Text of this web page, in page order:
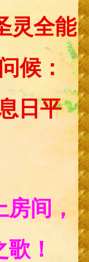
灵全能
候：
房间，
！